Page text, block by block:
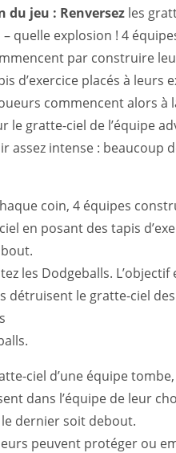
du jeu : Renversez les
quelle explosion ! 4
par construire
d’exercice placés à leurs
commencent alors à
le gratte-ciel de l’équipe
assez intense : beaucoup
coin, 4 équipes
en posant des tapis
les Dodgeballs. L’objectif
détruisent le gratte-ciel
ciel d’une équipe
dans l’équipe de leur
le dernier soit debout.
peuvent protéger ou